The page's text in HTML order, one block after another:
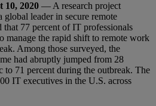
10, 2020 — A research project
global leader in secure remote
77 percent of IT professionals
manage the rapid shift to remote work
Among those surveyed, the
had abruptly jumped from 28
to 71 percent during the outbreak. The
IT executives in the U.S. across